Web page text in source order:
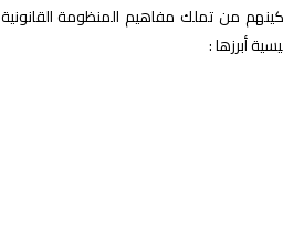
من تملك مفاهيم المنظومة القانونية
أبرزها :